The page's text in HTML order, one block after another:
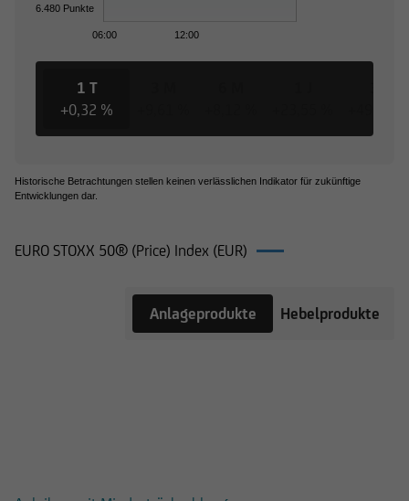
06:00 12:00
6.480 Punkte
1 T
+0,32 %
Historische Betrachtungen stellen keinen verlässlichen Indikator für zukünftige
Entwicklungen dar.
EURO STOXX 50® (Price) Index (EUR)
Anlageprodukte Hebelprodukte